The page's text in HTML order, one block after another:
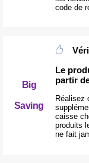
code de
Big
Saving
Le
partir
Réalisez
caisse
produits
ne fait